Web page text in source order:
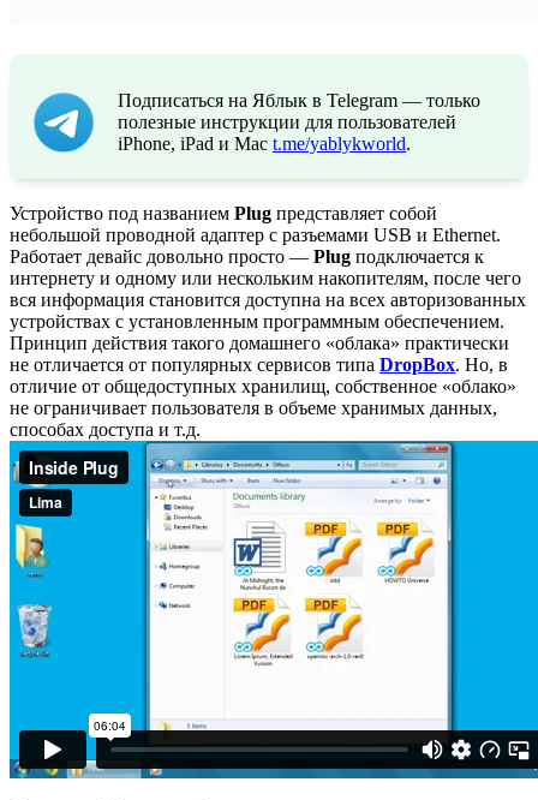
Подписаться на Яблык в Telegram — только
полезные инструкции для пользователей
iPhone, iPad и Mac t.me/yablykworld.
Устройство под названием Plug представляет собой
небольшой проводной адаптер с разъемами USB и Ethernet.
Работает девайс довольно просто — Plug подключается к
интернету и одному или нескольким накопителям, после чего
вся информация становится доступна на всех авторизованных
устройствах с установленным программным обеспечением.
Принцип действия такого домашнего «облака» практически
не отличается от популярных сервисов типа DropBox. Но, в
отличие от общедоступных хранилищ, собственное «облако»
не ограничивает пользователя в объеме хранимых данных,
способах доступа и т.д.